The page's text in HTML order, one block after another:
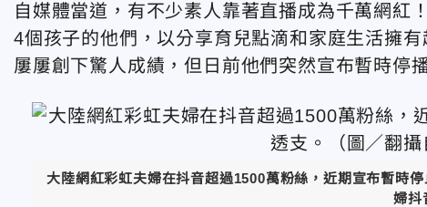
自媒體當道，有不少素人靠著直播成為千萬網紅
4個孩子的他們，以分享育兒點滴和家庭生活擁
屢屢創下驚人成績，但日前他們突然宣布暫時停
大陸網紅彩虹夫婦在抖音超過1500萬粉絲，近期宣布暫時
婦抖